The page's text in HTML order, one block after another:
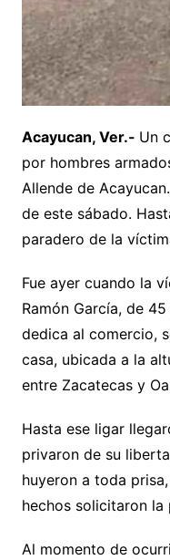
Acayucan, Ver.- Un
por hombres
Allende de
de este sábado.
paradero de la
Fue ayer cuando la
Ramón García, de
dedica al comercio,
casa, ubicada a la
entre Zacatecas y
Hasta ese ligar
privaron de su
huyeron a toda
hechos solicitaron la
Al momento de